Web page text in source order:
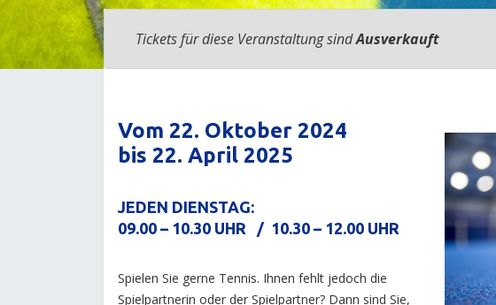
Tickets für diese Veranstaltung sindAusverkauft
Vom 22. Oktober 2024
bis 22. April 2025
JEDEN DIENSTAG:
09.00 – 10.30 UHR / 10.30 – 12.00 UHR
Spielen Sie gerne Tennis. Ihnen fehlt jedoch die
Spielpartnerin oder der Spielpartner? Dann sind Sie,